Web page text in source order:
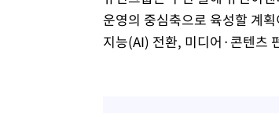
운영의 중심축으로 육성할 계
지능(AI) 전환, 미디어·콘텐츠